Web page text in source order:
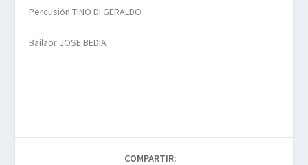
Percusión TINO DI GERALDO
Bailaor JOSE BEDIA
COMPARTIR: